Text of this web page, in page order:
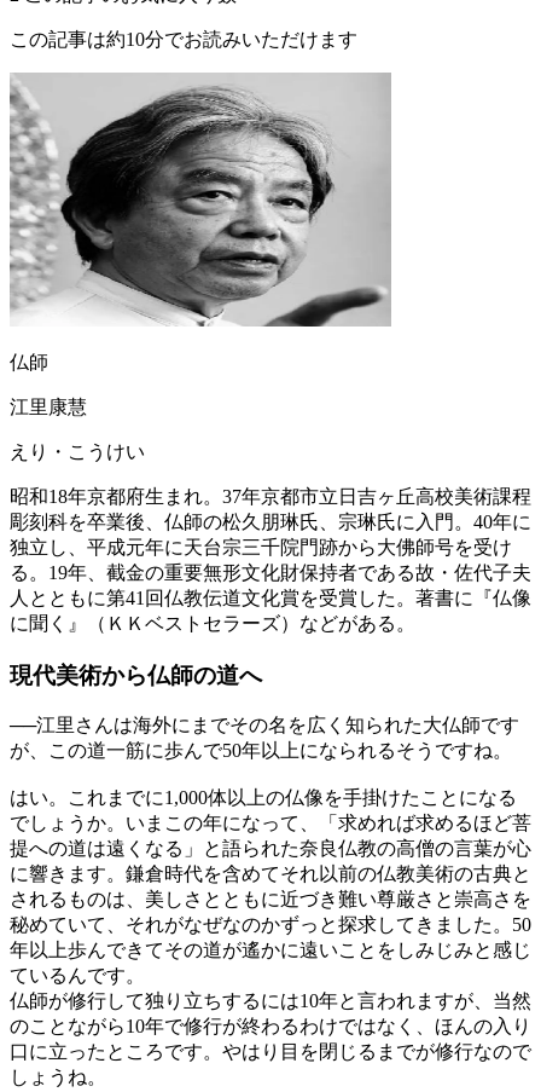
この記事は約10分でお読みいただけます
仏師
江里康慧
えり・こうけい
昭和18年京都府生まれ。37年京都市立日吉ヶ丘高校美術課程
彫刻科を卒業後、仏師の松久朋琳氏、宗琳氏に入門。40年に
独立し、平成元年に天台宗三千院門跡から大佛師号を受け
る。19年、截金の重要無形文化財保持者である故・佐代子夫
人とともに第41回仏教伝道文化賞を受賞した。著書に『仏像
に聞く』（ＫＫベストセラーズ）などがある。
現代美術から仏師の道へ
──江里さんは海外にまでその名を広く知られた大仏師です
が、この道一筋に歩んで50年以上になられるそうですね。
はい。これまでに1,000体以上の仏像を手掛けたことになる
でしょうか。いまこの年になって、「求めれば求めるほど菩
提への道は遠くなる」と語られた奈良仏教の高僧の言葉が心
に響きます。鎌倉時代を含めてそれ以前の仏教美術の古典と
されるものは、美しさとともに近づき難い尊厳さと崇高さを
秘めていて、それがなぜなのかずっと探求してきました。50
年以上歩んできてその道が遙かに遠いことをしみじみと感じ
ているんです。
仏師が修行して独り立ちするには10年と言われますが、当然
のことながら10年で修行が終わるわけではなく、ほんの入り
口に立ったところです。やはり目を閉じるまでが修行なので
しょうね。